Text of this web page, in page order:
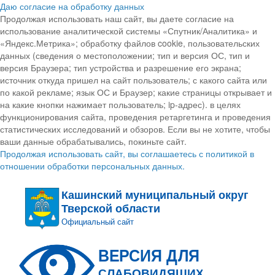
Даю согласие на обработку данных
Продолжая использовать наш сайт, вы даете согласие на
использование аналитической системы «Спутник/Аналитика» и
«Яндекс.Метрика»; обработку файлов cookie, пользовательских
данных (сведения о местоположении; тип и версия ОС, тип и
версия Браузера; тип устройства и разрешение его экрана;
источник откуда пришел на сайт пользователь; с какого сайта или
по какой рекламе; язык ОС и Браузер; какие страницы открывает и
на какие кнопки нажимает пользователь; ip-адрес). в целях
функционирования сайта, проведения ретаргетинга и проведения
статистических исследований и обзоров. Если вы не хотите, чтобы
ваши данные обрабатывались, покиньте сайт.
Продолжая использовать сайт, вы соглашаетесь с политикой в
отношении обработки персональных данных.